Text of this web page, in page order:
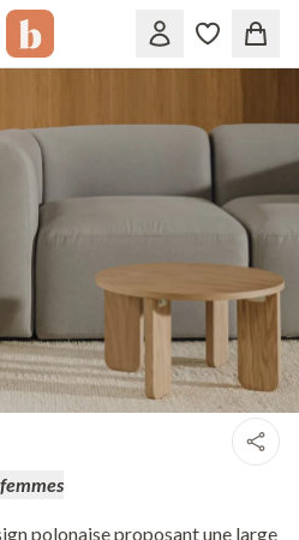
polonaise proposant une large